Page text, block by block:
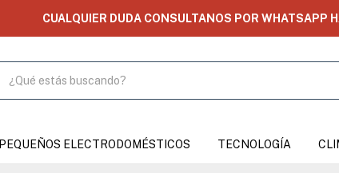
CUALQUIER DUDA CONSULTANOS POR WHATSAPP
PEQUEÑOS ELECTRODOMÉSTICOS TECNOLOGÍA